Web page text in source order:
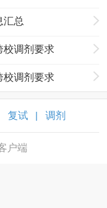
汇总
校调剂要求
校调剂要求
复试 调剂
户端